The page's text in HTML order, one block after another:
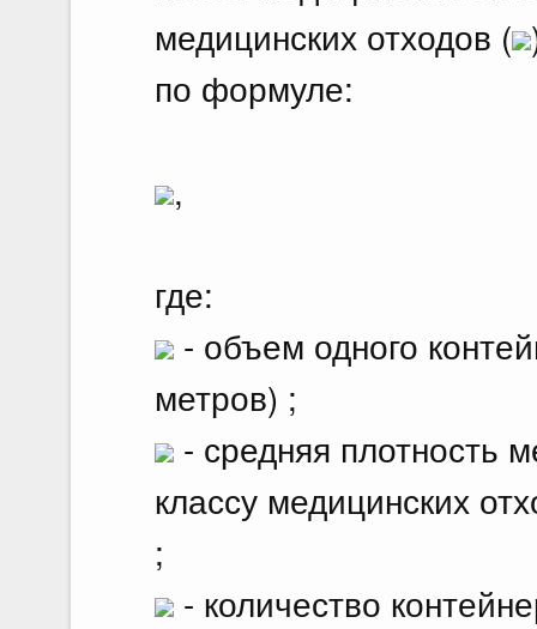
медицинских отходов (
по формуле:
,
где:
- объем одного
метров) ;
- средняя плотность
классу медицинских
;
- количество